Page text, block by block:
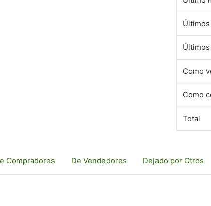
Como
Como
Total
Compradores De Vendedores Dejado por Otros